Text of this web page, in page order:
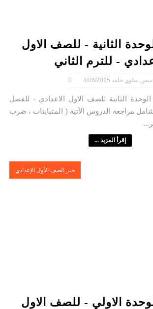
الثانية - للصف الاول
- للترم الثاني
ميس سلوي حامد 4/06/2025
0
الثانية للصف الاول الاعدادي - للفصل
مراجعة الدروس الآتية ( المتباينات ، ضرب
إقرأ المزيد ...
جبر الصف الأول الإعدادي
الاولي - للصف الاول